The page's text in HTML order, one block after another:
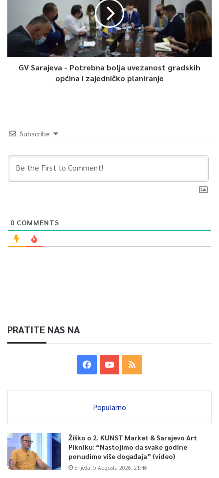
GV Sarajeva - Potrebna bolja uvezanost gradskih
općina i zajedničko planiranje
Subscribe
0 COMMENTS
PRATITE NAS NA
Popularno
Žiško o 2. KUNST Market & Sarajevo Art
Pikniku: “Nastojimo da svake godine
ponudimo više događaja” (video)
Srijeda, 5 Augusta 2026, 21:46